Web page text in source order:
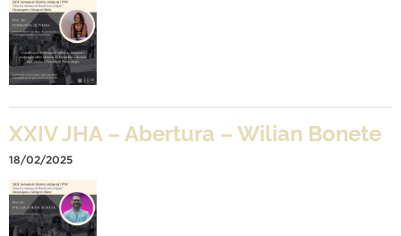
XXIV JHA – Abertura – Wilian Bonete
18/02/2025